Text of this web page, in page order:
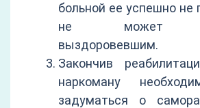
больной ее успешно не
не может
выздоровевшим.
Закончив
наркоману
задуматься о